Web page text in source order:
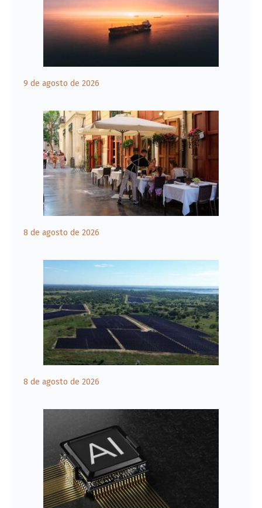
9 de agosto de 2026
8 de agosto de 2026
8 de agosto de 2026